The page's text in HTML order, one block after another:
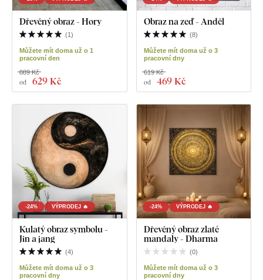
Dřevěný obraz - Hory
(1)
Můžete mít doma už o 1
pracovní den
od 629 Kč
889 Kč
Obraz na zeď - Anděl
(8)
Můžete mít doma už o 3
pracovní dny
od 469 Kč
619 Kč
-24% VÝPRODEJ 🔥
Kulatý obraz symbolu -
Jin a jang
(4)
Můžete mít doma už o 3
pracovní dny
-24% VÝPRODEJ 🔥
Dřevěný obraz zlaté
mandaly - Dharma
(0)
Můžete mít doma už o 3
pracovní dny